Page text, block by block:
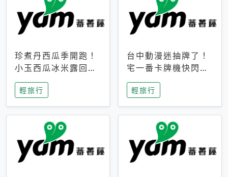
珍煮丹西瓜季開跑！
小玉西瓜冰米露回
歸，4公升分享壺也
成今夏焦點
輕旅行
台中動漫迷抽牌了！
宅一番卡牌機快閃草
悟道，15大人氣IP一
次開抽
輕旅行